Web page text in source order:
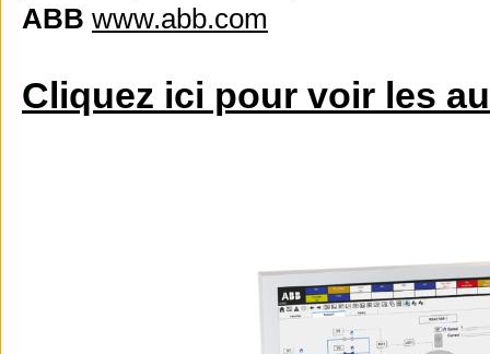
ABB www.abb.com
Cliquez ici pour voir les